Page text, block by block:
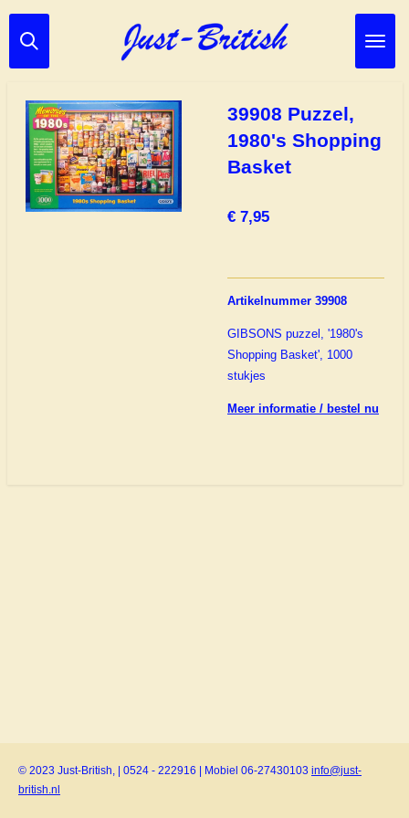
Ga
direct
hoofdinhoud
39908 Puzzel,
1980's Shopping
Basket
€ 7,95
Artikelnummer 39908
GIBSONS puzzel, '1980's
Shopping Basket', 1000
stukjes
Meer informatie / bestel nu
© 2023 Just-British, | 0524 - 222916 | Mobiel 06-27430103 info@just-
british.nl